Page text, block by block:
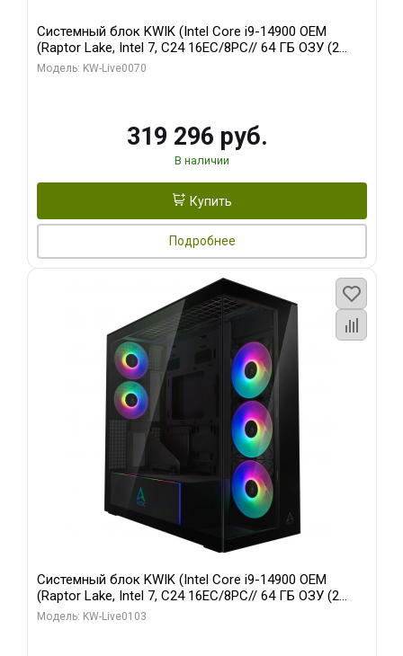
Системный блок KWIK (Intel Core i9-14900 OEM
(Raptor Lake, Intel 7, C24 16EC/8PC// 64 ГБ ОЗУ (2
модуля)/ Gigabyte RTX5080 XTREME WATERFORCE
Модель: KW-Live0070
319 296 руб.
В наличии
Купить
Подробнее
Системный блок KWIK (Intel Core i9-14900 OEM
(Raptor Lake, Intel 7, C24 16EC/8PC// 64 ГБ ОЗУ (2
модуля)/ Afox RTX4090 24GB GDDR6X 384-Bit 3xDP
Модель: KW-Live0103